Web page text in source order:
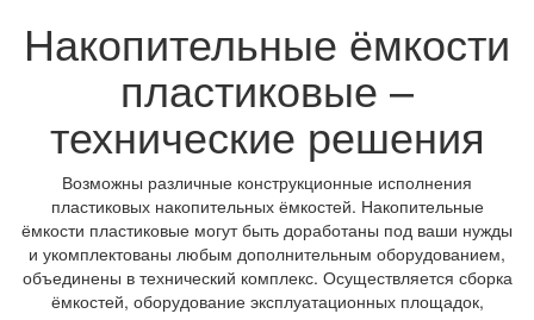
Накопительные ёмкости
пластиковые –
технические решения
Возможны различные конструкционные исполнения
пластиковых накопительных ёмкостей. Накопительные
ёмкости пластиковые могут быть доработаны под ваши нужды
и укомплектованы любым дополнительным оборудованием,
объединены в технический комплекс. Осуществляется сборка
ёмкостей, оборудование эксплуатационных площадок,